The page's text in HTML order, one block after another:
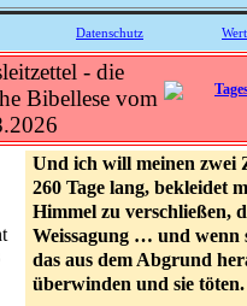
Datenschutz
- die
Bibellese vom
Und ich will meinen zwei
260 Tage lang, bekleidet
Himmel zu verschließen,
Weissagung … und wenn
das aus dem Abgrund
überwinden und sie töten.